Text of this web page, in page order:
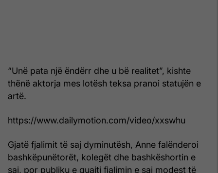
“Unë pata një ëndërr dhe u bë realitet”, kishte
thënë aktorja mes lotësh teksa pranoi statujën e
artë.
https://www.dailymotion.com/video/xxswhu
Gjatë fjalimit të saj dyminutësh, Anne falënderoi
bashkëpunëtorët, kolegët dhe bashkëshortin e
saj, por publiku e quajti fjalimin e saj modest të